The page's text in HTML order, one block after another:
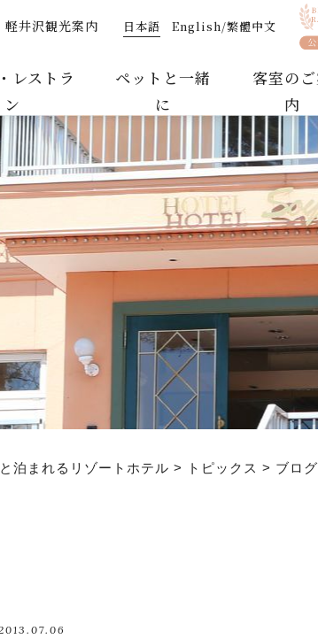
軽井沢ホテルそよかぜ｜ペットと泊まれる
軽井沢観光案内 日本語 English/繁體中文
レストラ
ン
ペットと一緒
に
客室の
内
泊まれるリゾートホテル > トピックス > ブログ